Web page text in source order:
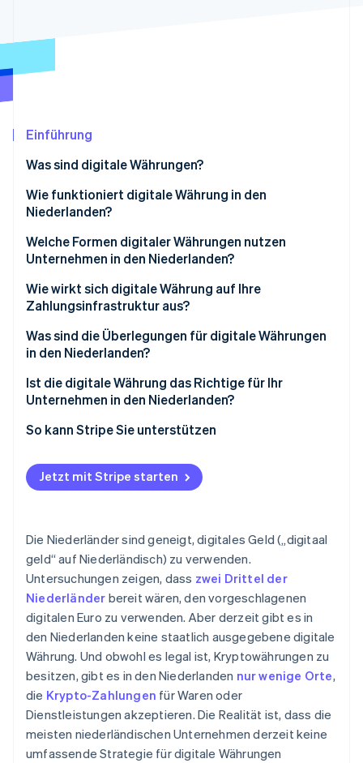
Start-up-Gründung
Climate
Jetzt ansehen
Einführung
Was sind digitale Währungen?
Wie funktioniert digitale Währung in den
Niederlanden?
Welche Formen digitaler Währungen nutzen
Unternehmen in den Niederlanden?
Wie wirkt sich digitale Währung auf Ihre
Zahlungsinfrastruktur aus?
Was sind die Überlegungen für digitale Währungen
in den Niederlanden?
Regulatorisch
Operative Aspekte
Ist die digitale Währung das Richtige für Ihr
Unternehmen in den Niederlanden?
So kann Stripe Sie unterstützen
Jetzt mit Stripe starten
Die Niederländer sind geneigt, digitales Geld („digitaal
geld“ auf Niederländisch) zu verwenden.
Untersuchungen zeigen, dass zwei Drittel der
Niederländer bereit wären, den vorgeschlagenen
digitalen Euro zu verwenden. Aber derzeit gibt es in
den Niederlanden keine staatlich ausgegebene digitale
Währung. Und obwohl es legal ist, Kryptowährungen zu
besitzen, gibt es in den Niederlanden nur wenige Orte,
die Krypto-Zahlungen für Waren oder
Dienstleistungen akzeptieren. Die Realität ist, dass die
meisten niederländischen Unternehmen derzeit keine
umfassende Strategie für digitale Währungen